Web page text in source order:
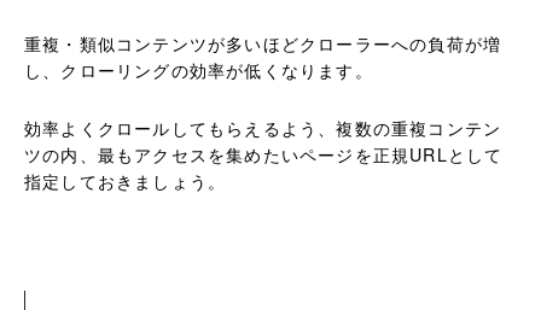
重複・類似コンテンツが多いほどクローラーへの負荷が増
し、クローリングの効率が低くなります。
効率よくクロールしてもらえるよう、複数の重複コンテン
ツの内、最もアクセスを集めたいページを正規URLとして
指定しておきましょう。